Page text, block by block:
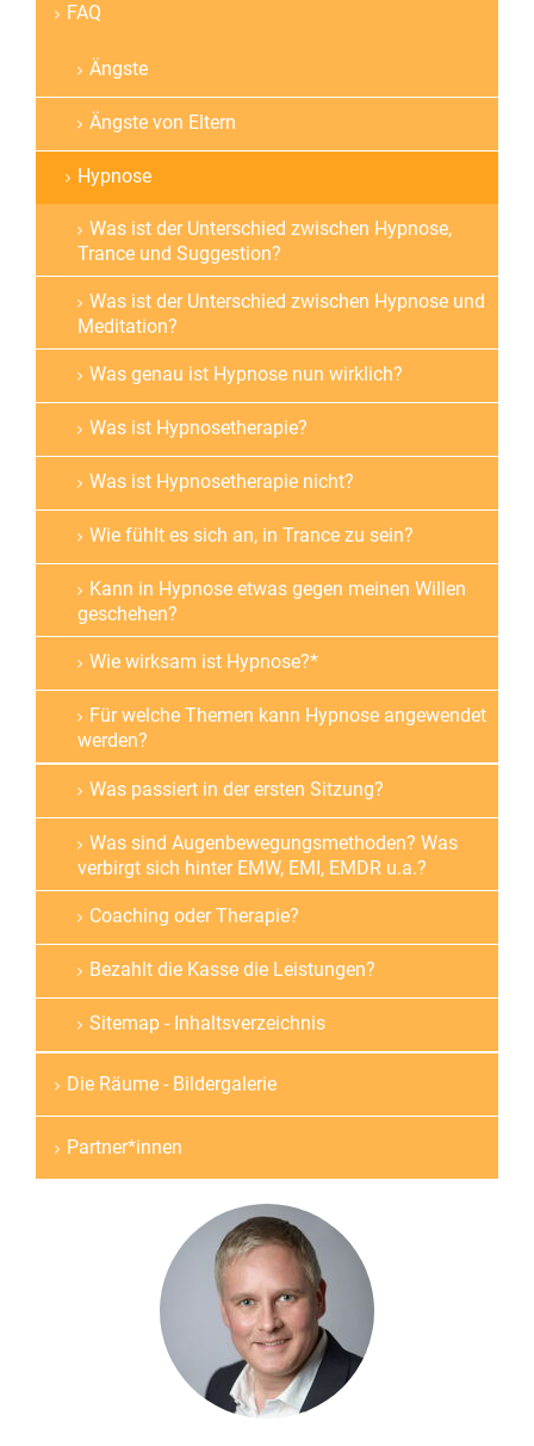
FAQ
Ängste
Ängste von Eltern
Hypnose
Was ist der Unterschied zwischen Hypnose,
Trance und Suggestion?
Was ist der Unterschied zwischen Hypnose und
Meditation?
Was genau ist Hypnose nun wirklich?
Was ist Hypnosetherapie?
Was ist Hypnosetherapie nicht?
Wie fühlt es sich an, in Trance zu sein?
Kann in Hypnose etwas gegen meinen Willen
geschehen?
Wie wirksam ist Hypnose?*
Für welche Themen kann Hypnose angewendet
werden?
Was passiert in der ersten Sitzung?
Was sind Augenbewegungsmethoden? Was
verbirgt sich hinter EMW, EMI, EMDR u.a.?
Coaching oder Therapie?
Bezahlt die Kasse die Leistungen?
Sitemap - Inhaltsverzeichnis
Die Räume - Bildergalerie
Partner*innen